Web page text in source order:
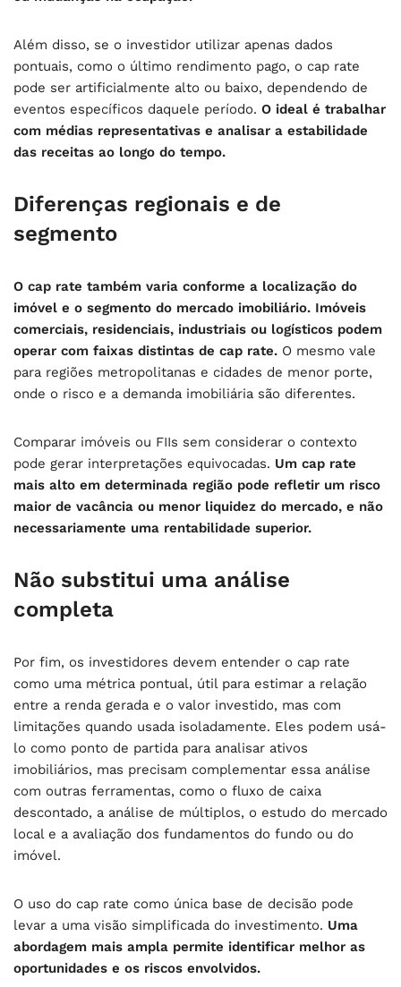
Além disso, se o investidor utilizar apenas dados
pontuais, como o último rendimento pago, o cap rate
pode ser artificialmente alto ou baixo, dependendo de
eventos específicos daquele período. O ideal é trabalhar
com médias representativas e analisar a estabilidade
das receitas ao longo do tempo.
Diferenças regionais e de
segmento
O cap rate também varia conforme a localização do
imóvel e o segmento do mercado imobiliário. Imóveis
comerciais, residenciais, industriais ou logísticos podem
operar com faixas distintas de cap rate. O mesmo vale
para regiões metropolitanas e cidades de menor porte,
onde o risco e a demanda imobiliária são diferentes.
Comparar imóveis ou FIIs sem considerar o contexto
pode gerar interpretações equivocadas. Um cap rate
mais alto em determinada região pode refletir um risco
maior de vacância ou menor liquidez do mercado, e não
necessariamente uma rentabilidade superior.
Não substitui uma análise
completa
Por fim, os investidores devem entender o cap rate
como uma métrica pontual, útil para estimar a relação
entre a renda gerada e o valor investido, mas com
limitações quando usada isoladamente. Eles podem usá-
lo como ponto de partida para analisar ativos
imobiliários, mas precisam complementar essa análise
com outras ferramentas, como o fluxo de caixa
descontado, a análise de múltiplos, o estudo do mercado
local e a avaliação dos fundamentos do fundo ou do
imóvel.
O uso do cap rate como única base de decisão pode
levar a uma visão simplificada do investimento. Uma
abordagem mais ampla permite identificar melhor as
oportunidades e os riscos envolvidos.